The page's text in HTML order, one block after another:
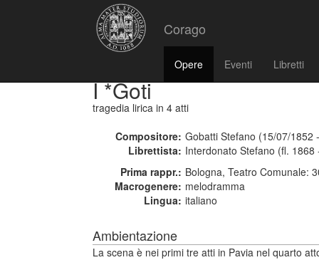
Corago
Opere Eventi Libretti
I *Goti
tragedia lirica in 4 atti
Compositore: Gobatti Stefano (15/07/1852
Librettista: Interdonato Stefano (fl. 1868
Prima rappr.: Bologna, Teatro Comunale:
Macrogenere: melodramma
Lingua: italiano
Ambientazione
La scena è nei primi tre atti in Pavia nel quarto